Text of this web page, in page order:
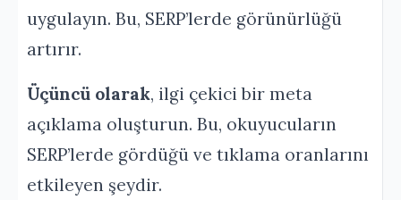
uygulayın. Bu, SERP’lerde görünürlüğü
artırır.
Üçüncü olarak, ilgi çekici bir meta
açıklama oluşturun. Bu, okuyucuların
SERP’lerde gördüğü ve tıklama oranlarını
etkileyen şeydir.